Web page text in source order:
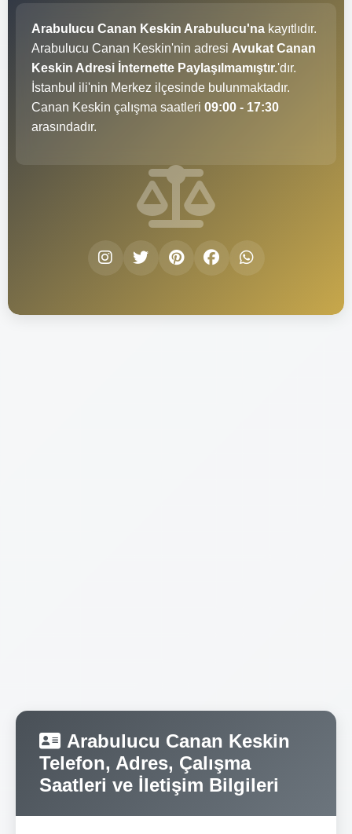
Arabulucu Canan Keskin Arabulucu'na kayıtlıdır.
Arabulucu Canan Keskin'nin adresi Avukat Canan
Keskin Adresi İnternette Paylaşılmamıştır.'dır.
İstanbul ili'nin Merkez ilçesinde bulunmaktadır.
Canan Keskin çalışma saatleri 09:00 - 17:30
arasındadır.
Arabulucu Canan Keskin
Telefon, Adres, Çalışma
Saatleri ve İletişim Bilgileri